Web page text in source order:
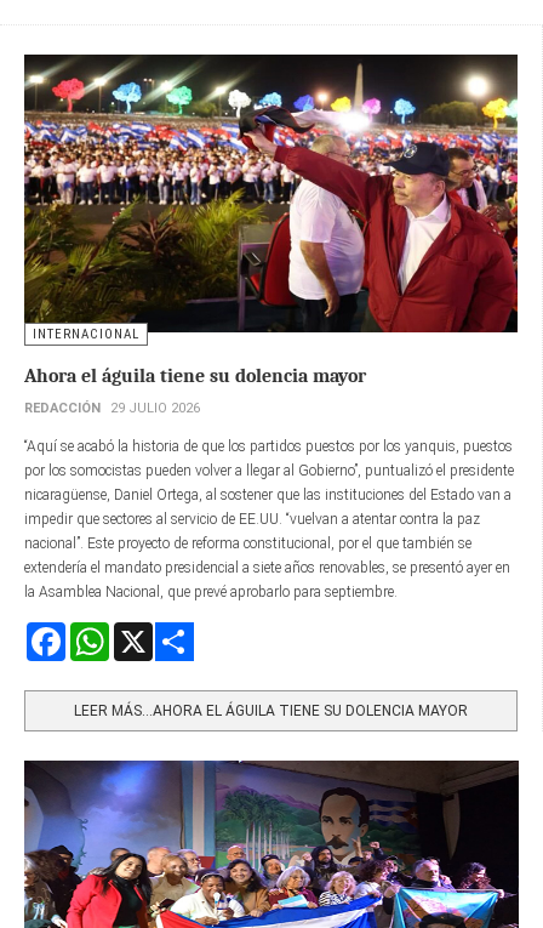
INTERNACIONAL
Ahora el águila tiene su dolencia mayor
REDACCIÓN 29 JULIO 2026
“Aquí se acabó la historia de que los partidos puestos por los yanquis, puestos
por los somocistas pueden volver a llegar al Gobierno”, puntualizó el presidente
nicaragüense, Daniel Ortega, al sostener que las instituciones del Estado van a
impedir que sectores al servicio de EE.UU. “vuelvan a atentar contra la paz
nacional”. Este proyecto de reforma constitucional, por el que también se
extendería el mandato presidencial a siete años renovables, se presentó ayer en
la Asamblea Nacional, que prevé aprobarlo para septiembre.
FacebookWhatsApp
LEER MÁS…AHORA EL ÁGUILA TIENE SU DOLENCIA MAYOR